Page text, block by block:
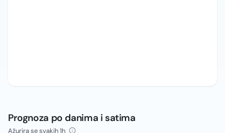
Prognoza po danima i satima
Ažurira se svakih 1h